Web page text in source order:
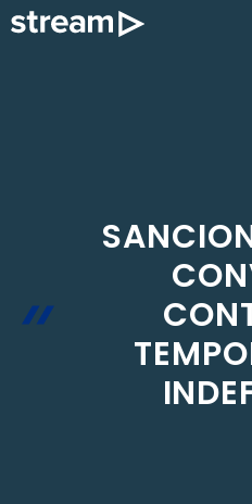
Saltar